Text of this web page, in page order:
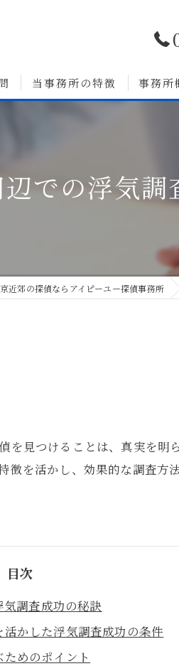
当事務所の特徴
人探し
事務所
での浮気調
近郊の探偵ならアイピーユー探偵事務所
見つけることは、真実を明
を活かし、効果的な調査方
目次
調査成功の秘訣
かした浮気調査成功の条件
めのポイント